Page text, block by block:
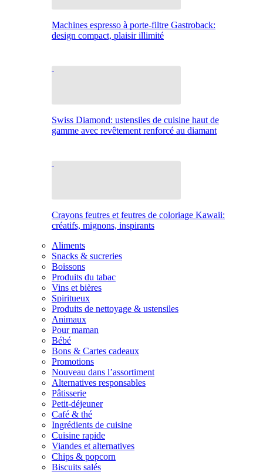
Machines espresso à porte-filtre Gastroback:
design compact, plaisir illimité
Swiss Diamond: ustensiles de cuisine haut de
gamme avec revêtement renforcé au diamant
Crayons feutres et feutres de coloriage Kawaii:
créatifs, mignons, inspirants
Aliments
Snacks & sucreries
Boissons
Produits du tabac
Vins et bières
Spiritueux
Produits de nettoyage & ustensiles
Animaux
Pour maman
Bébé
Bons & Cartes cadeaux
Promotions
Nouveau dans l’assortiment
Alternatives responsables
Pâtisserie
Petit-déjeuner
Café & thé
Ingrédients de cuisine
Cuisine rapide
Viandes et alternatives
Chips & popcorn
Biscuits salés